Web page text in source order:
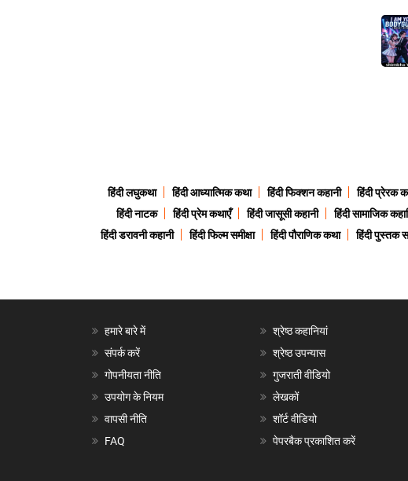
हिंदी लघुकथा हिंदी आध्यात्मिक कथा हिंदी फिक्शन कहानी हिंदी प्रेरक
हिंदी नाटक
हिंदी प्रेम कथाएँ हिंदी जासूसी कहानी हिंदी सामाजिक
हिंदी डरावनी कहानी
हिंदी फिल्म समीक्षा हिंदी पौराणिक कथा हिंदी पुस्तक
हमारे बारे में
संपर्क करें
गोपनीयता नीति
उपयोग के नियम
वापसी नीति
FAQ
श्रेष्ठ कहानियां
श्रेष्ठ उपन्यास
गुजराती वीडियो
लेखकों
शॉर्ट वीडियो
पेपरबैक प्रकाशित करें